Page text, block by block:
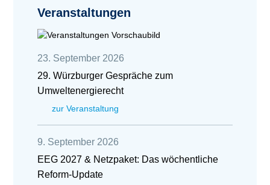
Veranstaltungen
23. September 2026
29. Würzburger Gespräche zum
Umweltenergierecht
zur Veranstaltung
9. September 2026
EEG 2027 & Netzpaket: Das wöchentliche
Reform-Update